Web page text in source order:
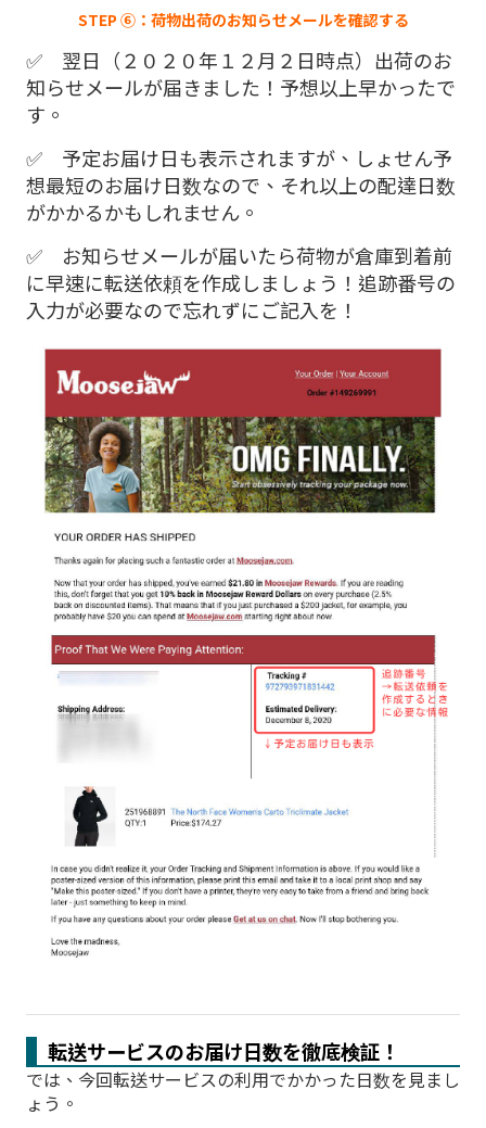
STEP ⑥：荷物出荷のお知らせメールを確認する
✅ 翌日（２０２０年１２月２日時点）出荷のお
知らせメールが届きました！予想以上早かったで
す。
✅ 予定お届け日も表示されますが、しょせん予
想最短のお届け日数なので、それ以上の配達日数
がかかるかもしれません。
✅ お知らせメールが届いたら荷物が倉庫到着前
に早速に転送依頼を作成しましょう！追跡番号の
入力が必要なので忘れずにご記入を！
転送サービスのお届け日数を徹底検証！
では、今回転送サービスの利用でかかった日数を見まし
ょう。